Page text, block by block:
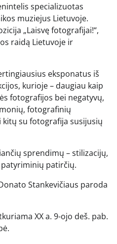
specializuotas
muziejus Lietuvoje.
„Laisvę fotografijai!“,
raidą Lietuvoje ir
eksponatus iš
kurioje – daugiau kaip
fotografijos bei negatyvų,
fotografinių
su fotografija susijusių
sprendimų – stilizacijų,
patirčių.
Stankevičiaus paroda
XX a. 9-ojo deš. pab.